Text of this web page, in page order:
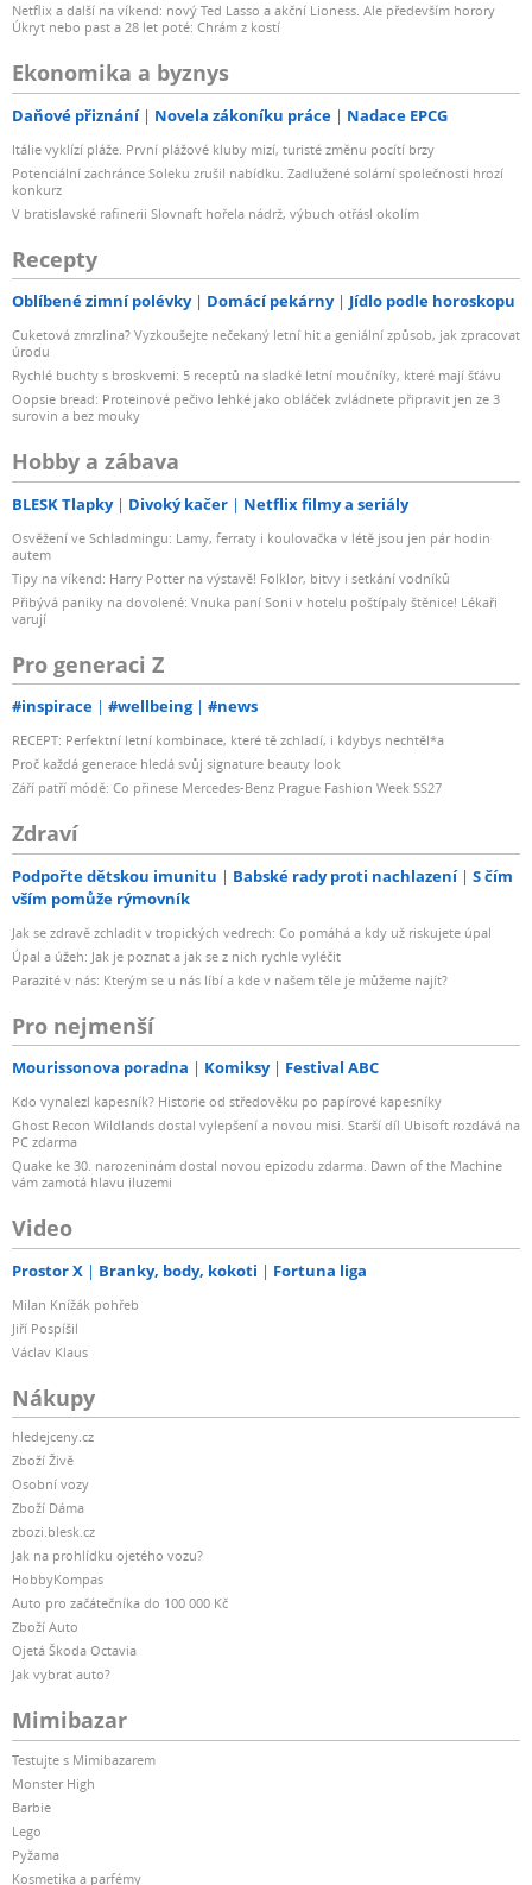
Netflix a další na víkend: nový Ted Lasso a akční Lioness. Ale především horory
Úkryt nebo past a 28 let poté: Chrám z kostí
Ekonomika a byznys
Daňové přiznání Novela zákoníku práce Nadace EPCG
Itálie vyklízí pláže. První plážové kluby mizí, turisté změnu pocítí brzy
Potenciální zachránce Soleku zrušil nabídku. Zadlužené solární společnosti hrozí
konkurz
V bratislavské rafinerii Slovnaft hořela nádrž, výbuch otřásl okolím
Recepty
Oblíbené zimní polévky Domácí pekárny Jídlo podle horoskopu
Cuketová zmrzlina? Vyzkoušejte nečekaný letní hit a geniální způsob, jak zpracovat
úrodu
Rychlé buchty s broskvemi: 5 receptů na sladké letní moučníky, které mají šťávu
Oopsie bread: Proteinové pečivo lehké jako obláček zvládnete připravit jen ze 3
surovin a bez mouky
Hobby a zábava
BLESK Tlapky Divoký kačer Netflix filmy a seriály
Osvěžení ve Schladmingu: Lamy, ferraty i koulovačka v létě jsou jen pár hodin
autem
Tipy na víkend: Harry Potter na výstavě! Folklor, bitvy i setkání vodníků
Přibývá paniky na dovolené: Vnuka paní Soni v hotelu poštípaly štěnice! Lékaři
varují
Pro generaci Z
#inspirace #wellbeing #news
RECEPT: Perfektní letní kombinace, které tě zchladí, i kdybys nechtěl*a
Proč každá generace hledá svůj signature beauty look
Září patří módě: Co přinese Mercedes-Benz Prague Fashion Week SS27
Zdraví
Podpořte dětskou imunitu Babské rady proti nachlazení
S čím
vším pomůže rýmovník
Jak se zdravě zchladit v tropických vedrech: Co pomáhá a kdy už riskujete úpal
Úpal a úžeh: Jak je poznat a jak se z nich rychle vyléčit
Parazité v nás: Kterým se u nás líbí a kde v našem těle je můžeme najít?
Pro nejmenší
Mourissonova poradna Komiksy Festival ABC
Kdo vynalezl kapesník? Historie od středověku po papírové kapesníky
Ghost Recon Wildlands dostal vylepšení a novou misi. Starší díl Ubisoft rozdává na
PC zdarma
Quake ke 30. narozeninám dostal novou epizodu zdarma. Dawn of the Machine
vám zamotá hlavu iluzemi
Video
Prostor X Branky, body, kokoti Fortuna liga
Milan Knížák pohřeb
Jiří Pospíšil
Václav Klaus
Nákupy
hledejceny.cz
Zboží Živě
Osobní vozy
Zboží Dáma
zbozi.blesk.cz
Jak na prohlídku ojetého vozu?
HobbyKompas
Auto pro začátečníka do 100 000 Kč
Zboží Auto
Ojetá Škoda Octavia
Jak vybrat auto?
Mimibazar
Testujte s Mimibazarem
Monster High
Barbie
Lego
Pyžama
Kosmetika a parfémy